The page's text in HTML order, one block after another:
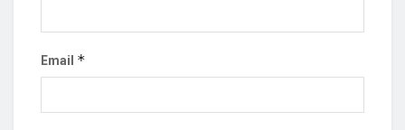
Email *